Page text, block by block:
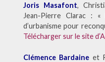
Joris Masafont,
Jean-Pierre Clarac : «
d’urbanisme pour
Télécharger sur le site
Clémence Bardaine et